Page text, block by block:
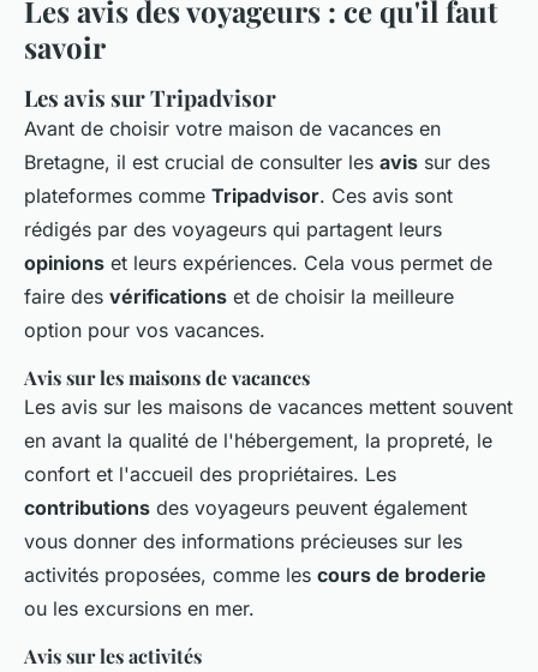
Les avis des voyageurs : ce qu'il faut
savoir
Les avis sur Tripadvisor
Avant de choisir votre maison de vacances en
Bretagne, il est crucial de consulter les avis sur des
plateformes comme Tripadvisor. Ces avis sont
rédigés par des voyageurs qui partagent leurs
opinions et leurs expériences. Cela vous permet de
faire des vérifications et de choisir la meilleure
option pour vos vacances.
Avis sur les maisons de vacances
Les avis sur les maisons de vacances mettent souvent
en avant la qualité de l'hébergement, la propreté, le
confort et l'accueil des propriétaires. Les
contributions des voyageurs peuvent également
vous donner des informations précieuses sur les
activités proposées, comme les cours de broderie
ou les excursions en mer.
Avis sur les activités